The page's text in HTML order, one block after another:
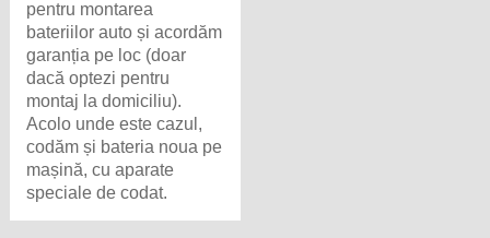
pentru montarea
bateriilor auto și acordăm
garanția pe loc (doar
dacă optezi pentru
montaj la domiciliu).
Acolo unde este cazul,
codăm și bateria noua pe
mașină, cu aparate
speciale de codat.